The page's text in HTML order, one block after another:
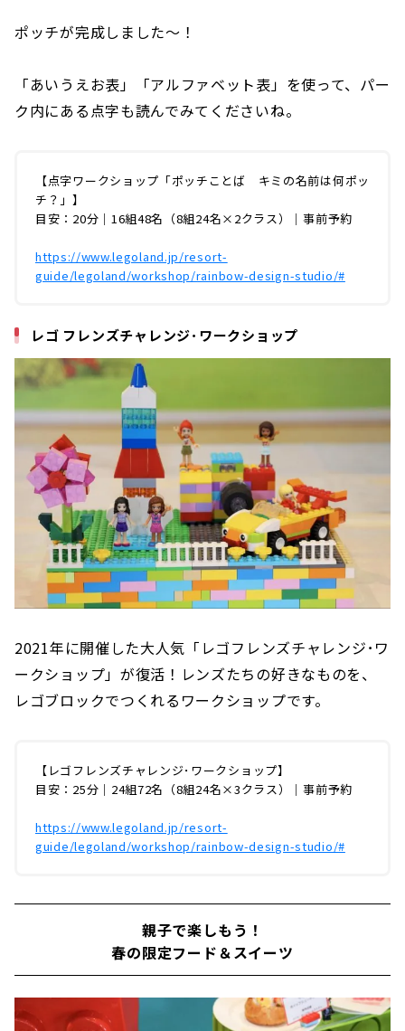
ポッチが完成しました〜！
「あいうえお表」「アルファベット表」を使って、パー
ク内にある点字も読んでみてくださいね。
【点字ワークショップ「ポッチことば キミの名前は何ポッ
チ？」】
目安：20分｜16組48名（8組24名×2クラス）｜事前予約
https://www.legoland.jp/resort-
guide/legoland/workshop/rainbow-design-studio/#
レゴ フレンズチャレンジ･ワークショップ
2021年に開催した大人気「レゴフレンズチャレンジ･ワ
ークショップ」が復活！レンズたちの好きなものを、
レゴブロックでつくれるワークショップです。
【レゴフレンズチャレンジ･ワークショップ】
目安：25分｜24組72名（8組24名×3クラス）｜事前予約
https://www.legoland.jp/resort-
guide/legoland/workshop/rainbow-design-studio/#
親子で楽しもう！
春の限定フード＆スイーツ